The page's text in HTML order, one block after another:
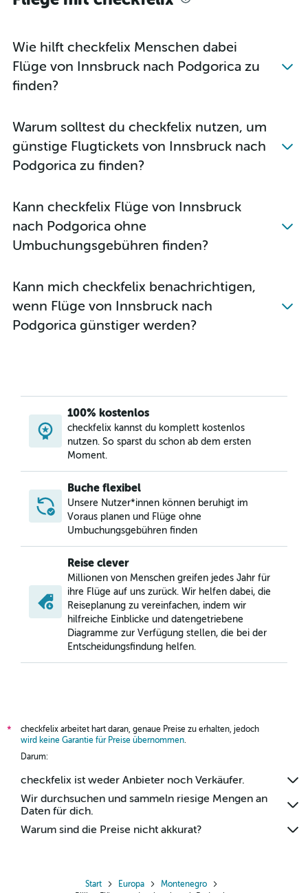
Wie hilft checkfelix Menschen dabei
Flüge von Innsbruck nach Podgorica zu
finden?
Warum solltest du checkfelix nutzen, um
günstige Flugtickets von Innsbruck nach
Podgorica zu finden?
Kann checkfelix Flüge von Innsbruck
nach Podgorica ohne
Umbuchungsgebühren finden?
Kann mich checkfelix benachrichtigen,
wenn Flüge von Innsbruck nach
Podgorica günstiger werden?
100% kostenlos
checkfelix kannst du komplett kostenlos
nutzen. So sparst du schon ab dem ersten
Moment.
Buche flexibel
Unsere Nutzer*innen können beruhigt im
Voraus planen und Flüge ohne
Umbuchungsgebühren finden
Reise clever
Millionen von Menschen greifen jedes Jahr für
ihre Flüge auf uns zurück. Wir helfen dabei, die
Reiseplanung zu vereinfachen, indem wir
hilfreiche Einblicke und datengetriebene
Diagramme zur Verfügung stellen, die bei der
Entscheidungsfindung helfen.
*
checkfelix arbeitet hart daran, genaue Preise zu erhalten, jedoch
wird keine Garantie für Preise übernommen.
Darum:
checkfelix ist weder Anbieter noch Verkäufer.
Wir durchsuchen und sammeln riesige Mengen an
Daten für dich.
Warum sind die Preise nicht akkurat?
Start Europa
Montenegro